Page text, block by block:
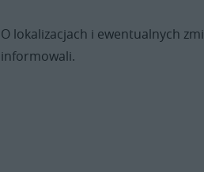
O lokalizacjach i ewentualnych
informowali.